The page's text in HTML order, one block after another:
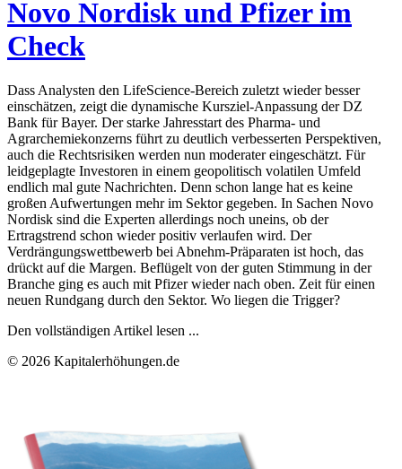
Novo Nordisk und Pfizer im
Check
Dass Analysten den LifeScience-Bereich zuletzt wieder besser
einschätzen, zeigt die dynamische Kursziel-Anpassung der DZ
Bank für Bayer. Der starke Jahresstart des Pharma- und
Agrarchemiekonzerns führt zu deutlich verbesserten Perspektiven,
auch die Rechtsrisiken werden nun moderater eingeschätzt. Für
leidgeplagte Investoren in einem geopolitisch volatilen Umfeld
endlich mal gute Nachrichten. Denn schon lange hat es keine
großen Aufwertungen mehr im Sektor gegeben. In Sachen Novo
Nordisk sind die Experten allerdings noch uneins, ob der
Ertragstrend schon wieder positiv verlaufen wird. Der
Verdrängungswettbewerb bei Abnehm-Präparaten ist hoch, das
drückt auf die Margen. Beflügelt von der guten Stimmung in der
Branche ging es auch mit Pfizer wieder nach oben. Zeit für einen
neuen Rundgang durch den Sektor. Wo liegen die Trigger?
Den vollständigen Artikel lesen ...
© 2026 Kapitalerhöhungen.de